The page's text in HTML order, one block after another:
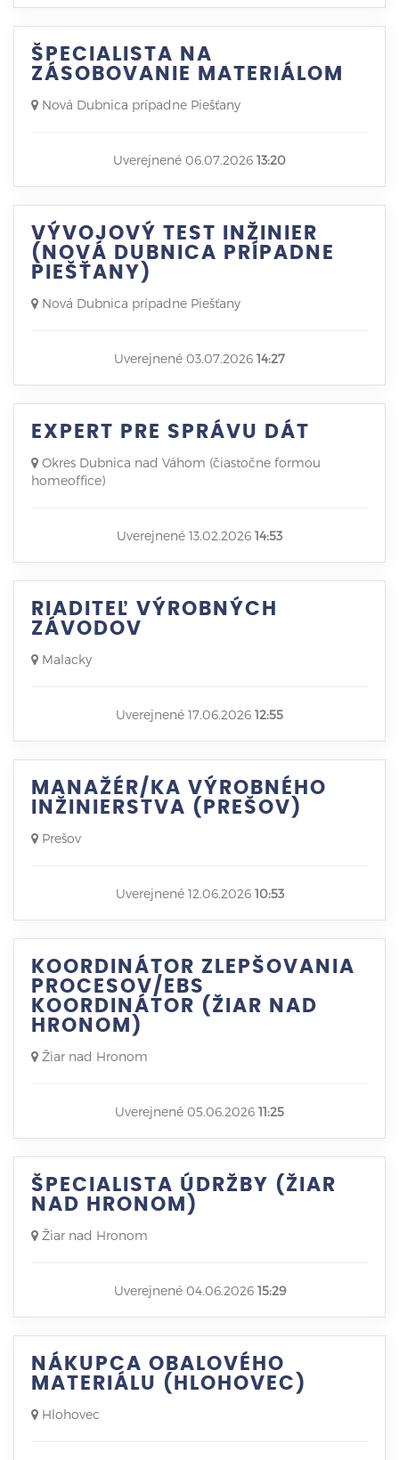
ŠPECIALISTA NA
ZÁSOBOVANIE MATERIÁLOM
Nová Dubnica prípadne Piešťany
Uverejnené 06.07.2026 13:20
VÝVOJOVÝ TEST INŽINIER
(NOVÁ DUBNICA PRÍPADNE
PIEŠŤANY)
Nová Dubnica prípadne Piešťany
Uverejnené 03.07.2026 14:27
EXPERT PRE SPRÁVU DÁT
Okres Dubnica nad Váhom (čiastočne formou
homeoffice)
Uverejnené 13.02.2026 14:53
RIADITEĽ VÝROBNÝCH
ZÁVODOV
Malacky
Uverejnené 17.06.2026 12:55
MANAŽÉR/KA VÝROBNÉHO
INŽINIERSTVA (PREŠOV)
Prešov
Uverejnené 12.06.2026 10:53
KOORDINÁTOR ZLEPŠOVANIA
PROCESOV/EBS
KOORDINÁTOR (ŽIAR NAD
HRONOM)
Žiar nad Hronom
Uverejnené 05.06.2026 11:25
ŠPECIALISTA ÚDRŽBY (ŽIAR
NAD HRONOM)
Žiar nad Hronom
Uverejnené 04.06.2026 15:29
NÁKUPCA OBALOVÉHO
MATERIÁLU (HLOHOVEC)
Hlohovec